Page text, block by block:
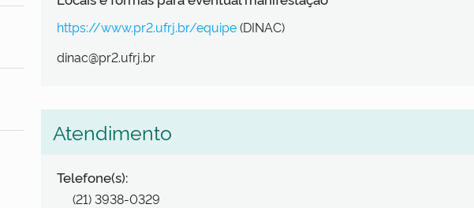
https://www.pr2.ufrj.br/equipe(DINAC)
dinac@pr2.ufrj.br
Atendimento
Telefone(s):
(21) 3938-0329